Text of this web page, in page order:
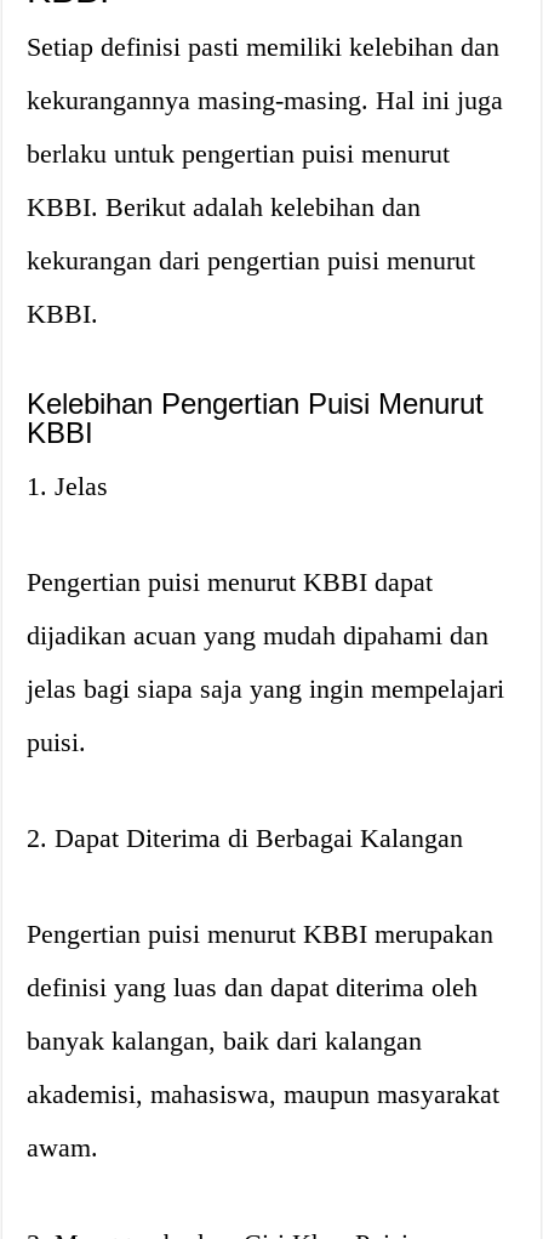
Setiap definisi pasti memiliki kelebihan dan
kekurangannya masing-masing. Hal ini juga
berlaku untuk pengertian puisi menurut
KBBI. Berikut adalah kelebihan dan
kekurangan dari pengertian puisi menurut
KBBI.
Kelebihan Pengertian Puisi Menurut
KBBI
1. Jelas
Pengertian puisi menurut KBBI dapat
dijadikan acuan yang mudah dipahami dan
jelas bagi siapa saja yang ingin mempelajari
puisi.
2. Dapat Diterima di Berbagai Kalangan
Pengertian puisi menurut KBBI merupakan
definisi yang luas dan dapat diterima oleh
banyak kalangan, baik dari kalangan
akademisi, mahasiswa, maupun masyarakat
awam.